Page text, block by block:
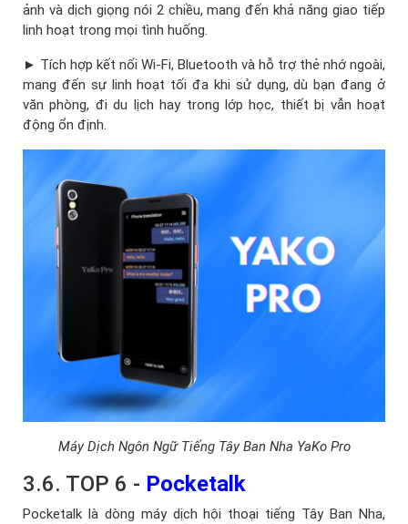
ảnh và dịch giọng nói 2 chiều, mang đến khả năng giao tiếp
linh hoạt trong mọi tình huống.
► Tích hợp kết nối Wi-Fi, Bluetooth và hỗ trợ thẻ nhớ ngoài,
mang đến sự linh hoạt tối đa khi sử dụng, dù bạn đang ở
văn phòng, đi du lịch hay trong lớp học, thiết bị vẫn hoạt
động ổn định.
Máy Dịch Ngôn Ngữ Tiếng Tây Ban Nha YaKo Pro
3.6. TOP 6 - Pocketalk
Pocketalk là dòng máy dịch hội thoại tiếng Tây Ban Nha,